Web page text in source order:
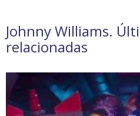
Johnny Williams.
relacionadas